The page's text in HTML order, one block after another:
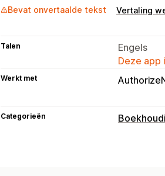
Bevat onvertaalde tekst Vertaling
Talen
Engels
Deze app
Werkt met
Categorieën